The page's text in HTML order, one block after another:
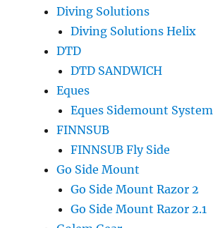
Diving Solutions
Diving Solutions Helix
DTD
DTD SANDWICH
Eques
Eques Sidemount System
FINNSUB
FINNSUB Fly Side
Go Side Mount
Go Side Mount Razor 2
Go Side Mount Razor 2.1